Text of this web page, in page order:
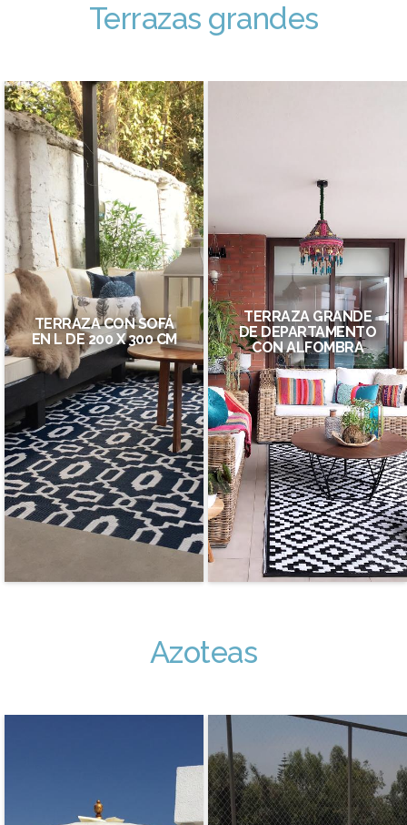
Terrazas grandes
TERRAZA CON SOFÁ
EN L DE 200 X 300 CM
TERRAZA GRANDE
DE DEPARTAMENTO
CON ALFOMBRA
Azoteas